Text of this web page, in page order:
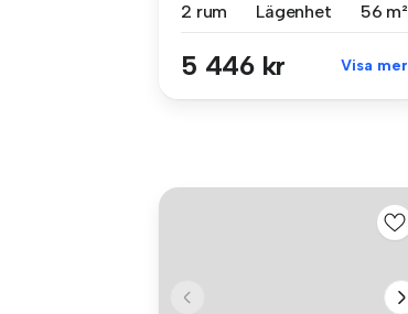
2 rum
Lägenhet 56 m²
5 446 kr Visa mer